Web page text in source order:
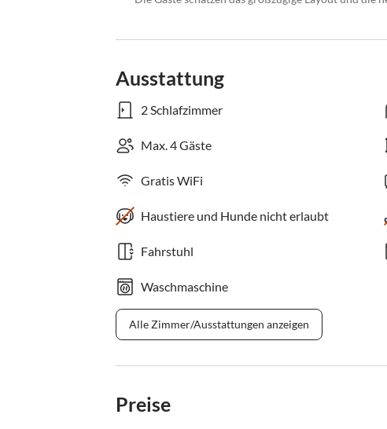
Ausstattung
2 Schlafzimmer
Max. 4 Gäste
Gratis WiFi
Haustiere und Hunde nicht erlaubt
Fahrstuhl
Waschmaschine
Alle Zimmer/Ausstattungen anzeigen
Preise